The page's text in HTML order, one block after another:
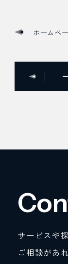
サービスや
ご相談があ